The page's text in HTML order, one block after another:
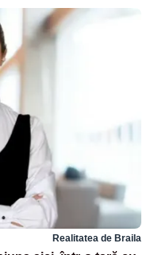
Realitatea de Braila